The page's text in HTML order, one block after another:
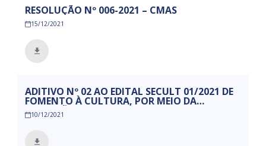
RESOLUÇÃO Nº 006-2021 – CMAS
15/12/2021
ADITIVO Nº 02 AO EDITAL SECULT 01/2021 DE
FOMENTO À CULTURA, POR MEIO DA
EXECUÇÃO DOS RECURSOS DO SALDO
REMANESCENTE DA LEI ALDIR BLANC, QUE
ESTABELECE NOVOS VALORES PARA AS
PROPOSTAS E PREMIAÇÕES.
10/12/2021